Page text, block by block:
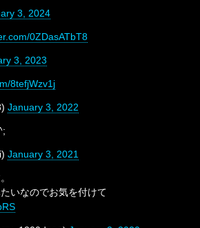
3, 2024
0ZDasATbT8
3, 2023
8tefjWzv1j
January 3, 2022
January 3, 2021
いなのでお気を付けて